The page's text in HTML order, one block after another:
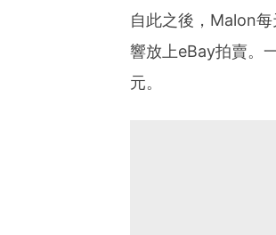
自此之後，Malon
響放上eBay拍賣。
元。